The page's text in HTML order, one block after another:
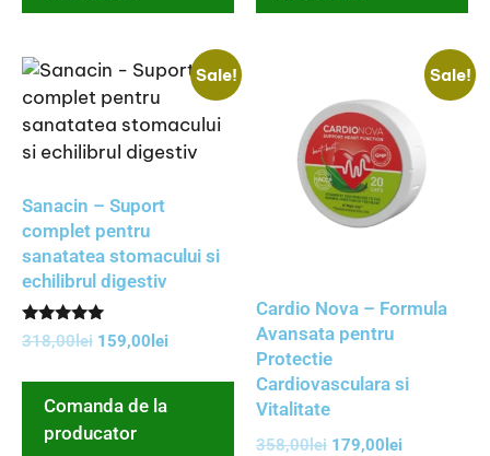
Sale!
Sanacin – Suport
complet pentru
sanatatea stomacului si
echilibrul digestiv
Rated
5.00
318,00lei 159,00 lei
Comanda de la
producator
Sale!
Cardio Nova – Formula
Avansata pentru
Protectie
Cardiovasculara si
Vitalitate
358,00lei 179,00 lei